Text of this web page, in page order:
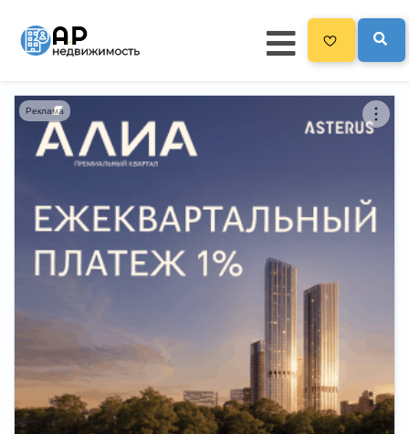
Главная
Все новостройки 3300
Блог
Черный список ЖК
Политика конфиденциальности
Реклама